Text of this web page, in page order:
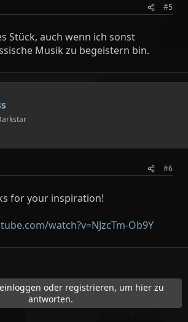
#5
Stück, auch wenn ich sonst
Musik zu begeistern bin.
#6
for your inspiration!
watch?v=NJzcTm-Ob9Y
oder registrieren, um hier zu
antworten.